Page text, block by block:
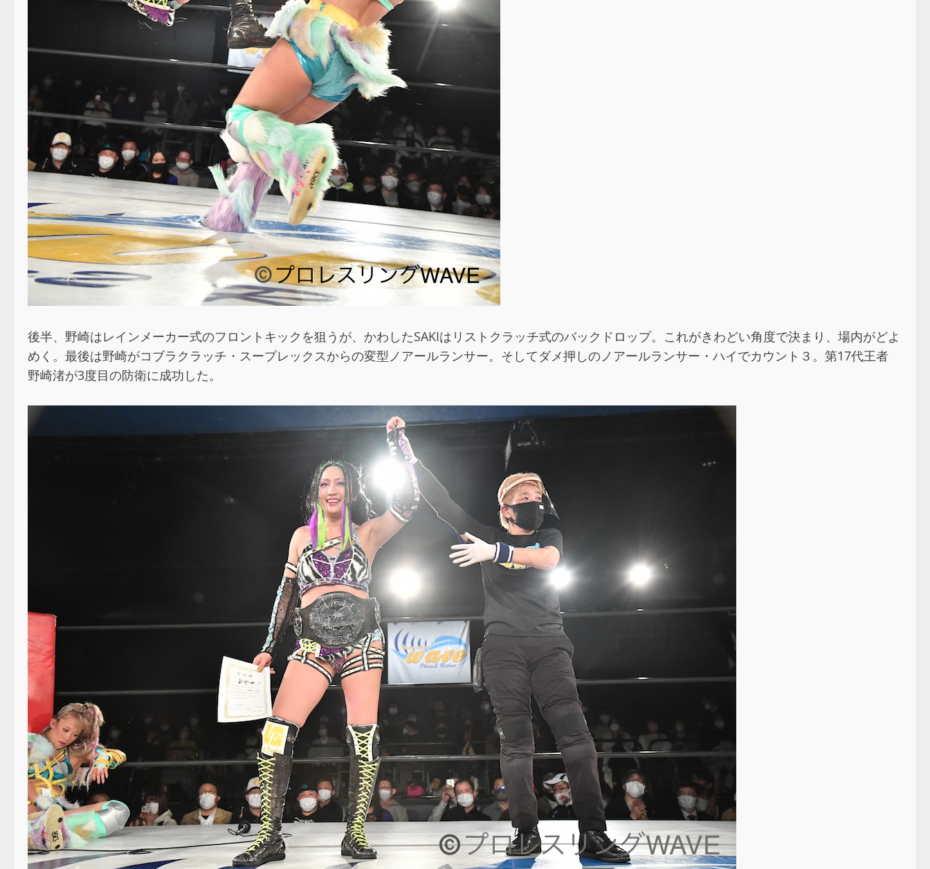
後半、野崎はレインメーカー式のフロントキックを狙うが、かわしたSAKIはリストクラッチ式のバックドロップ。これがきわどい角度で決まり、場内がどよ
めく。最後は野崎がコブラクラッチ・スープレックスからの変型ノアールランサー。そしてダメ押しのノアールランサー・ハイでカウント３。第17代王者
野崎渚が3度目の防衛に成功した。